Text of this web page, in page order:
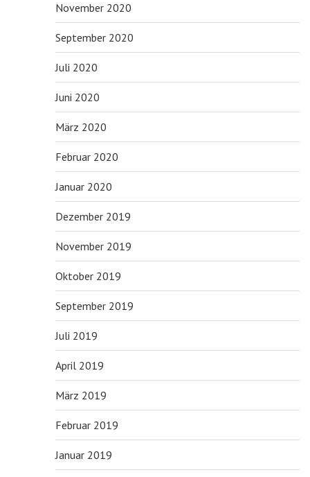
November 2020
September 2020
Juli 2020
Juni 2020
März 2020
Februar 2020
Januar 2020
Dezember 2019
November 2019
Oktober 2019
September 2019
Juli 2019
April 2019
März 2019
Februar 2019
Januar 2019